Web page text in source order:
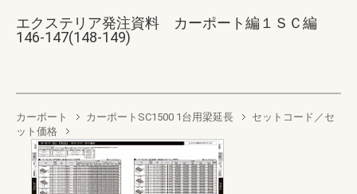
エクステリア発注資料 カーポート編１ＳＣ編
146-147(148-149)
カーポート カーポートSC1500 1台用梁延長
セットコード／セ
ット価格